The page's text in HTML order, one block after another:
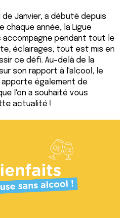
de Janvier, a débuté depuis
chaque année, la Ligue
pendant tout le
éclairages, tout est mis en
ce défi. Au-delà de la
son rapport à l'alcool, le
apporte également de
l'on a souhaité vous
actualité !